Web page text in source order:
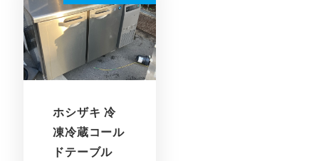
ホシザキ 冷
凍冷蔵コール
ドテーブル